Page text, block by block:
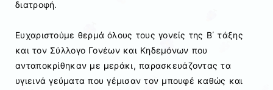
διατροφή.
Ευχαριστούμε θερμά όλους τους γονείς της Β΄ τάξης
και τον Σύλλογο Γονέων και Κηδεμόνων που
ανταποκρίθηκαν με μεράκι, παρασκευάζοντας τα
υγιεινά γεύματα που γέμισαν τον μπουφέ καθώς και